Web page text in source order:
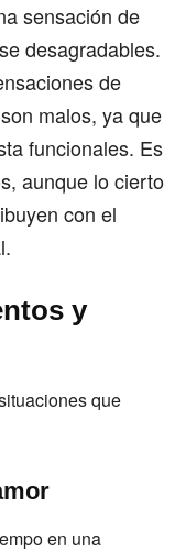
sensación de
desagradables.
de
malos, ya que
funcionales. Es
aunque lo cierto
con el
y
que
en una